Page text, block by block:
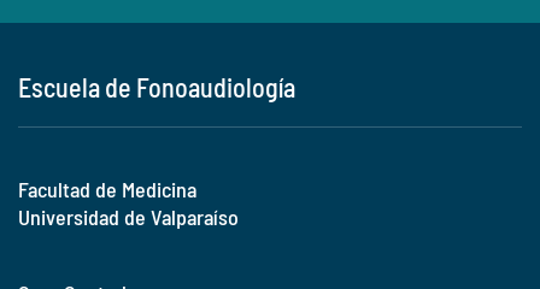
Escuela de Fonoaudiología
Facultad de Medicina
Universidad de Valparaíso